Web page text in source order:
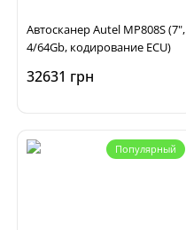
Автосканер Autel MP808S (7",
4/64Gb, кодирование ECU)
32631 грн
Популярный